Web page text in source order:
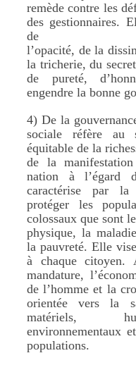
remède contre les
des gestionnaires.
de
l’opacité, de la
la tricherie, du
de pureté,
engendre la bonne
4) De la
sociale réfère au
équitable de la
de la
nation à l’égard
caractérise par la
protéger les
colossaux que sont
physique, la
la pauvreté. Elle
à chaque
mandature,
de l’homme et la
orientée vers la
matériels,
environnementaux
populations.